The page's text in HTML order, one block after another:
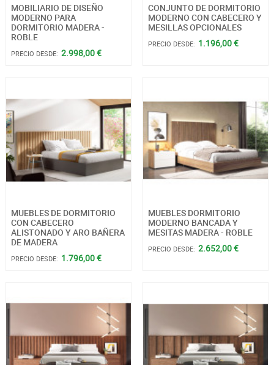
MOBILIARIO DE DISEÑO
MODERNO PARA
DORMITORIO MADERA -
ROBLE
PRECIO DESDE: 2.998,00 €
CONJUNTO DE DORMITORIO
MODERNO CON CABECERO Y
MESILLAS OPCIONALES
PRECIO DESDE: 1.196,00 €
MUEBLES DE DORMITORIO
CON CABECERO
ALISTONADO Y ARO BAÑERA
DE MADERA
PRECIO DESDE: 1.796,00 €
MUEBLES DORMITORIO
MODERNO BANCADA Y
MESITAS MADERA - ROBLE
PRECIO DESDE: 2.652,00 €